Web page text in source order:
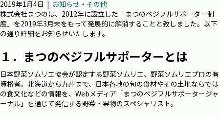
2019年1月4日 | お知らせ ・ その他
株式会社まつのは、2012年に設立した「まつのベジフルサポーター制
度」を2019年3月末をもって発展的に解消することと致しました。以下
の通り詳細をお知らせいたします。
１．まつのベジフルサポーターとは
日本野菜ソムリエ協会が認定する野菜ソムリエ、野菜ソムリエプロの有
資格者。北海道から九州まで、日本各地の旬の食材やその土地ならでは
の食文化などの情報を、Webメディア「まつのベジフルサポータージャ
ーナル」を通じて発信する野菜・果物のスペシャリスト。